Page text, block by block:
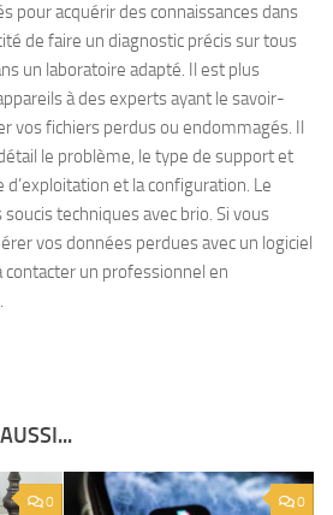
pour acquérir des connaissances dans
de faire un diagnostic précis sur tous
un laboratoire adapté. Il est plus
à des experts ayant le savoir-
vos fichiers perdus ou endommagés. Il
le problème, le type de support et
et la configuration. Le
techniques avec brio. Si vous
vos données perdues avec un logiciel
contacter un professionnel en
0 0